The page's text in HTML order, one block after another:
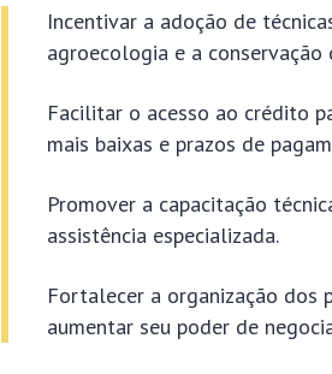
Incentivar a adoção de
agroecologia e a conservação
Facilitar o acesso ao crédito
mais baixas e prazos de
Promover a capacitação
assistência especializada.
Fortalecer a organização dos
aumentar seu poder de